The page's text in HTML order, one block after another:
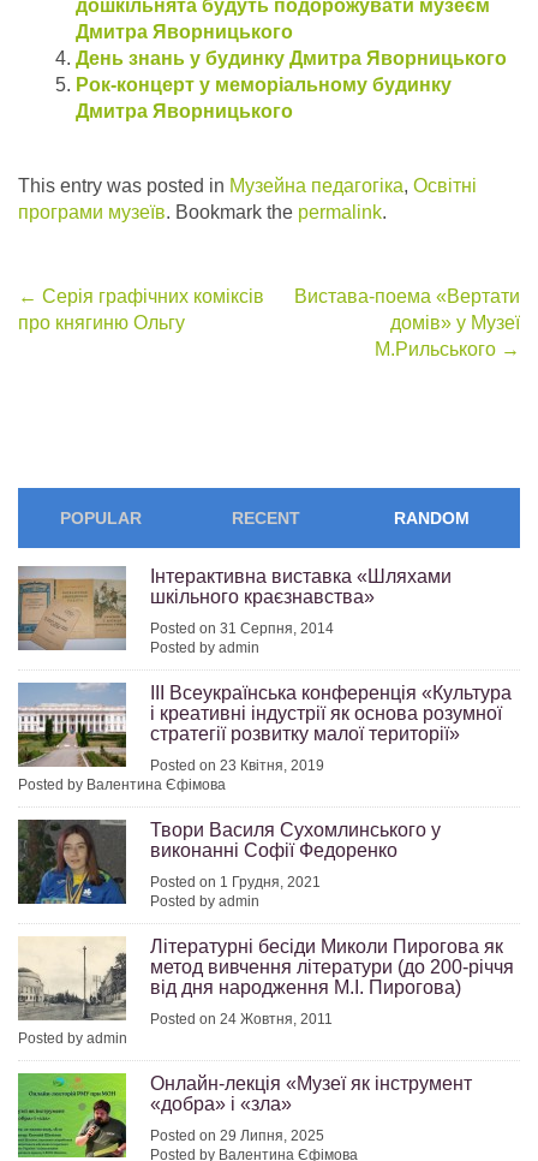
дошкільнята будуть подорожувати музеєм
Дмитра Яворницького
День знань у будинку Дмитра Яворницького
Рок-концерт у меморіальному будинку
Дмитра Яворницького
This entry was posted in Музейна педагогіка, Освітні
програми музеїв. Bookmark the permalink.
Post
← Серія графічних коміксів
про княгиню Ольгу
Вистава-поема «Вертати
домів» у Музеї
М.Рильського →
POPULAR RECENT RANDOM
Інтерактивна виставка «Шляхами
шкільного краєзнавства»
Posted on 31 Серпня, 2014
Posted by admin
ІІІ Всеукраїнська конференція «Культура
і креативні індустрії як основа розумної
стратегії розвитку малої території»
Posted on 23 Квітня, 2019
Posted by Валентина Єфімова
Твори Василя Сухомлинського у
виконанні Софії Федоренко
Posted on 1 Грудня, 2021
Posted by admin
Літературні бесіди Миколи Пирогова як
метод вивчення літератури (до 200-річчя
від дня народження М.І. Пирогова)
Posted on 24 Жовтня, 2011
Posted by admin
Онлайн-лекція «Музеї як інструмент
«добра» і «зла»
Posted on 29 Липня, 2025
Posted by Валентина Єфімова